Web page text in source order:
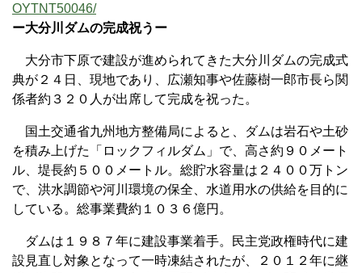
OYTNT50046/
ー大分川ダムの完成祝うー
大分市下原で建設が進められてきた大分川ダムの完成式
典が２４日、現地であり、広瀬知事や佐藤樹一郎市長ら関
係者約３２０人が出席して完成を祝った。
国土交通省九州地方整備局によると、ダムは岩石や土砂
を積み上げた「ロックフィルダム」で、高さ約９０メート
ル、堤長約５００メートル。総貯水容量は２４００万トン
で、洪水調節や河川環境の保全、水道用水の供給を目的に
している。総事業費約１０３６億円。
ダムは１９８７年に建設事業着手。民主党政権時代に建
設見直し対象となって一時凍結されたが、２０１２年に継